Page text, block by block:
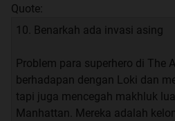
Quote:
10. Benarkah ada invasi asing
Problem para superhero di The
berhadapan dengan Loki dan
tapi juga mencegah makhluk
Manhattan. Mereka adalah